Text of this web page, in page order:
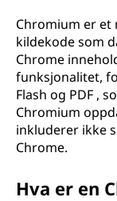
Chromium er et
kildekode som
Chrome
funksjonalitet,
Flash og PDF ,
Chromium
inkluderer ikke
Chrome.
Hva er en